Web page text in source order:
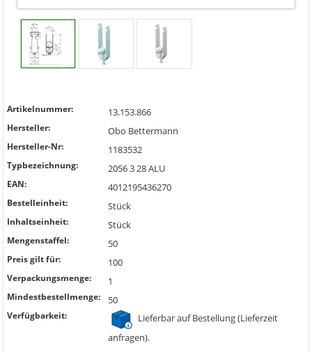
Artikelnummer: 13.153.866
Hersteller: Obo Bettermann
Hersteller-Nr: 1183532
Typbezeichnung: 2056 3 28 ALU
EAN: 4012195436270
Bestelleinheit: Stück
Inhaltseinheit: Stück
Mengenstaffel: 50
Preis gilt für: 100
Verpackungsmenge: 1
Mindestbestellmenge: 50
Verfügbarkeit:
Lieferbar auf Bestellung (Lieferzeit
anfragen).